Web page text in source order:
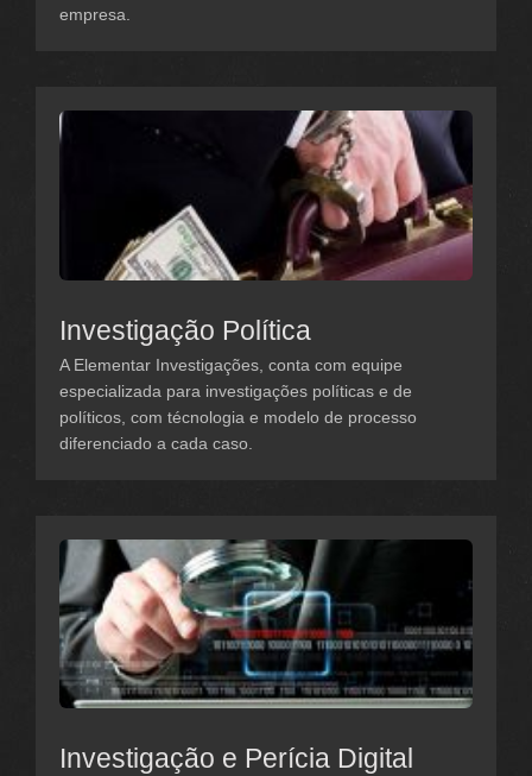
empresa.
Investigação Política
A Elementar Investigações, conta com equipe
especializada para investigações políticas e de
políticos, com técnologia e modelo de processo
diferenciado a cada caso.
Investigação e Perícia Digital